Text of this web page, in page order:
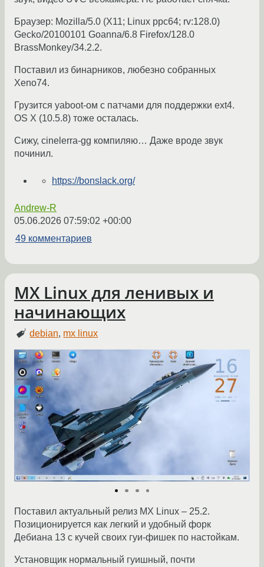
Браузер: Mozilla/5.0 (X11; Linux ppc64; rv:128.0)
Gecko/20100101 Goanna/6.8 Firefox/128.0
BrassMonkey/34.2.2.
Поставил из бинарников, любезно собранных
Xeno74.
Грузится yaboot-ом с патчами для поддержки ext4.
OS X (10.5.8) тоже осталась.
Сижу, cinelerra-gg компиляю… Даже вроде звук
починил.
https://bonslack.org/
Andrew-R
05.06.2026 07:59:02 +00:00
49 комментариев
MX Linux для ленивых и
начинающих
debian, mx linux
Поставил актуальный релиз MX Linux – 25.2.
Позиционируется как легкий и удобный форк
Дебиана 13 с кучей своих гуи-фишек по настойкам.
Установщик нормальный гуишный, почти